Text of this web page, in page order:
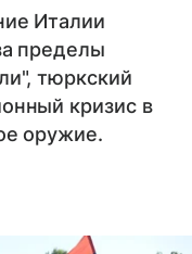
Италии
пределы
тюркский
кризис в
оружие.